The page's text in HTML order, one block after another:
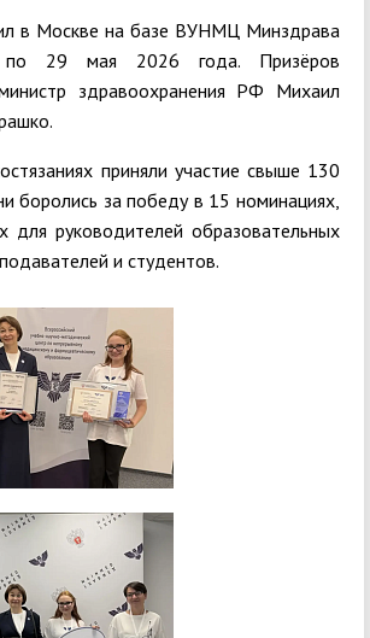
в Москве на базе ВУНМЦ Минздрава
29 мая 2026 года. Призёров
здравоохранения РФ Михаил
приняли участие свыше 130
боролись за победу в 15 номинациях,
для руководителей образовательных
и студентов.